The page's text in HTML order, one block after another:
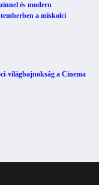
és modern
a miskolci
világbajnokság a Cinema